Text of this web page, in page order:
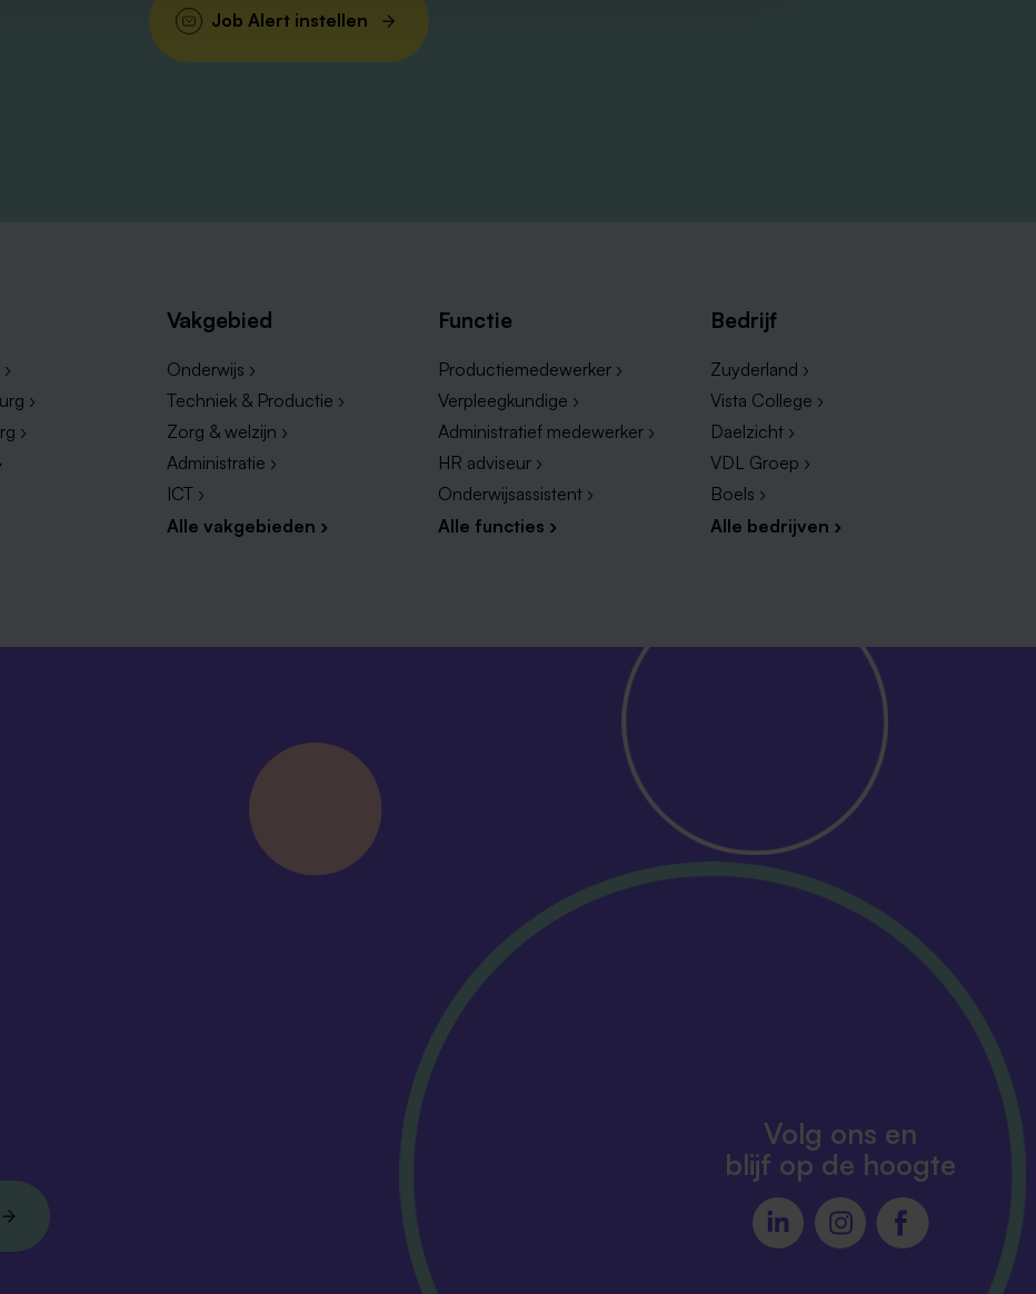
Job Alert instellen
›
›
Vakgebied
Onderwijs ›
Techniek & Productie ›
Zorg & welzijn ›
Administratie ›
ICT ›
Alle vakgebieden ›
Functie
Productiemedewerker ›
Verpleegkundige ›
Administratief medewerker ›
HR adviseur ›
Onderwijsassistent ›
Alle functies ›
Bedrijf
Zuyderland ›
Vista College ›
Daelzicht ›
VDL Groep ›
Boels ›
Alle bedrijven ›
Volg ons en
blijf op de hoogte